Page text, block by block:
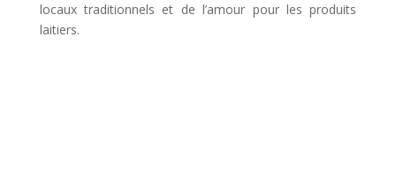
locaux traditionnels et de l’amour pour les produits
laitiers.